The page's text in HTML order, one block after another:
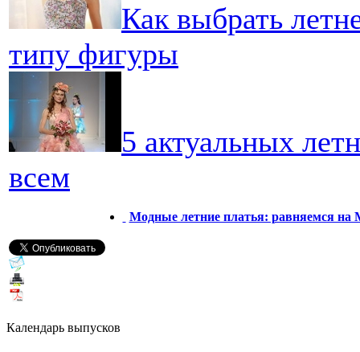
Как выбрать
типу фигуры
5 актуальных
всем
Модные летние платья: равняемся
Календарь выпусков